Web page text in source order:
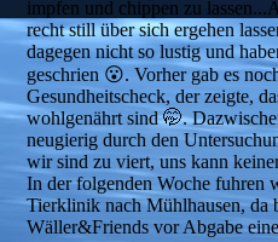
impfen und chippen zu
recht still über sich ergehen
dagegen nicht so lustig und
geschrien 😮. Vorher gab es
Gesundheitscheck, der zeigte,
wohlgenährt sind 🤭.
neugierig durch den
wir sind zu viert, uns kann
In der folgenden Woche fuhren
Tierklinik nach Mühlhausen, da
Wäller&Friends vor Abgabe